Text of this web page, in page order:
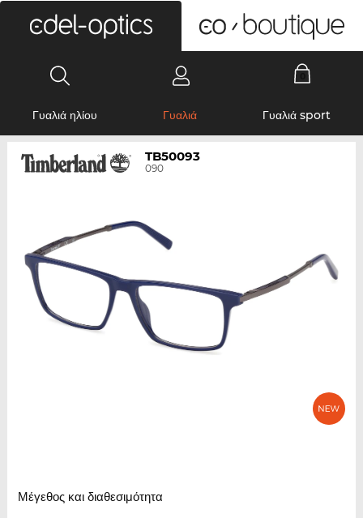
Γυαλιά ηλίου Γυαλιά Γυαλιά sport
TB50093
090
Μέγεθος και διαθεσιμότητα